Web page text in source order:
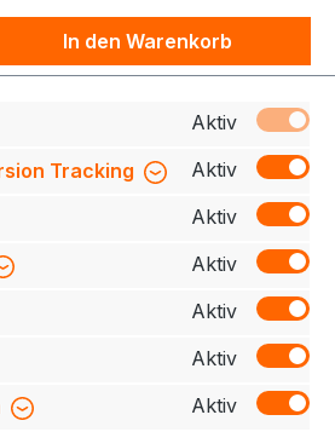
Gib den
In den Warenkorb
strapazierfähiges Zip-
Nahtführung. Bund aus
&amp; Ärmeln.
Aktiv
Tracking
Aktiv
Aktiv
Aktiv
Aktiv
Aktiv
Aktiv